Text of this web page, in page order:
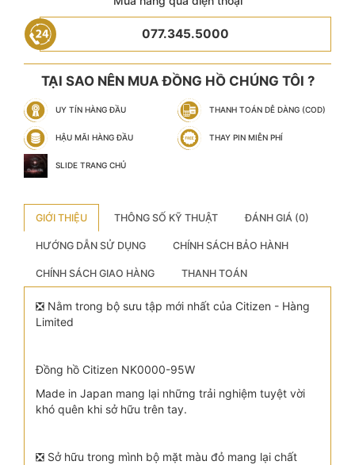
077.345.5000
TẠI SAO NÊN MUA ĐỒNG HỒ CHÚNG TÔI ?
UY TÍN HÀNG ĐẦU THANH TOÁN DỄ DÀNG (COD)
HẬU MÃI HÀNG ĐẦU THAY PIN MIỄN PHÍ
SLIDE TRANG CHỦ
GIỚI THIỆU THÔNG SỐ KỸ THUẬT ĐÁNH GIÁ (0)
HƯỚNG DẪN SỬ DỤNG CHÍNH SÁCH BẢO HÀNH
CHÍNH SÁCH GIAO HÀNG THANH TOÁN
❎ Nằm trong bộ sưu tập mới nhất của Citizen - Hàng
Limited
Đồng hồ Citizen NK0000-95W
Made in Japan mang lại những trải nghiệm tuyệt vời
khó quên khi sở hữu trên tay.
❎ Sở hữu trong mình bộ mặt màu đỏ mang lại chất